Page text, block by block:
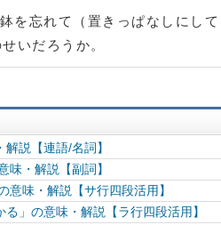
を忘れて（置きっぱなしにして
いだろうか。
説【連語/名詞】
味・解説【副詞】
味・解説【サ行四段活用】
」の意味・解説【ラ行四段活用】